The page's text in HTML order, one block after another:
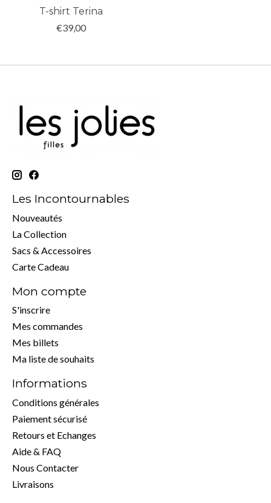
T-shirt Terina
€39,00
Les Incontournables
Nouveautés
La Collection
Sacs & Accessoires
Carte Cadeau
Mon compte
S'inscrire
Mes commandes
Mes billets
Ma liste de souhaits
Informations
Conditions générales
Paiement sécurisé
Retours et Echanges
Aide & FAQ
Nous Contacter
Livraisons